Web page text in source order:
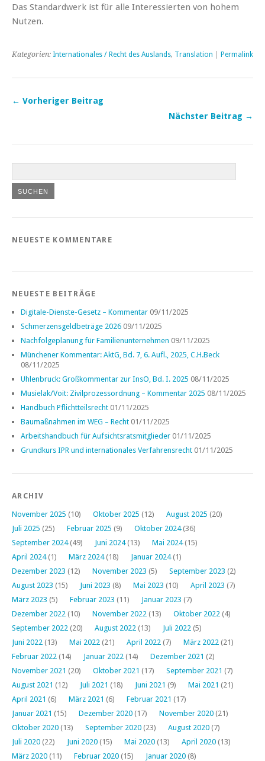
Das Standardwerk ist für alle Interessierten von hohem
Nutzen.
Kategorien: Internationales / Recht des Auslands, Translation Permalink
← Vorheriger Beitrag
Nächster Beitrag →
NEUESTE KOMMENTARE
NEUESTE BEITRÄGE
Digitale-Dienste-Gesetz – Kommentar 09/11/2025
Schmerzensgeldbeträge 2026 09/11/2025
Nachfolgeplanung für Familienunternehmen 09/11/2025
Münchener Kommentar: AktG, Bd. 7, 6. Aufl., 2025, C.H.Beck
08/11/2025
Uhlenbruck: Großkommentar zur InsO, Bd. I. 2025 08/11/2025
Musielak/Voit: Zivilprozessordnung – Kommentar 2025 08/11/2025
Handbuch Pflichtteilsrecht 01/11/2025
Baumaßnahmen im WEG – Recht 01/11/2025
Arbeitshandbuch für Aufsichtsratsmitglieder 01/11/2025
Grundkurs IPR und internationales Verfahrensrecht 01/11/2025
ARCHIV
November 2025 (10) Oktober 2025 (12) August 2025 (20)
Juli 2025 (25) Februar 2025 (9) Oktober 2024(36)
September 2024(49) Juni 2024(13) Mai 2024(15)
April 2024(1) März 2024(18) Januar 2024(1)
Dezember 2023 (12) November 2023 (5) September 2023 (2)
August 2023 (15) Juni 2023 (8) Mai 2023 (10) April 2023 (7)
März 2023 (5) Februar 2023 (11) Januar 2023 (7)
Dezember 2022 (10) November 2022 (13) Oktober 2022 (4)
September 2022 (20) August 2022 (13) Juli 2022 (5)
Juni 2022 (13) Mai 2022 (21) April 2022 (7) März 2022 (21)
Februar 2022 (14) Januar 2022 (14) Dezember 2021 (2)
November 2021 (20) Oktober 2021 (17) September 2021 (7)
August 2021 (12) Juli 2021 (18) Juni 2021 (9) Mai 2021 (21)
April 2021 (6) März 2021 (6) Februar 2021 (17)
Januar 2021 (15) Dezember 2020 (17) November 2020 (21)
Oktober 2020 (13) September 2020 (23) August 2020 (7)
Juli 2020 (22) Juni 2020 (15) Mai 2020 (13) April 2020 (13)
März 2020 (11) Februar 2020 (15) Januar 2020 (8)